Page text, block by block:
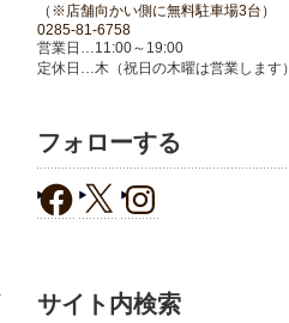
（※店舗向かい側に無料駐車場3台）
0285-81-6758
営業日…11:00～19:00
定休日…木（祝日の木曜は営業します）
フォローする
サイト内検索